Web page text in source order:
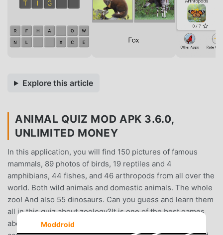
Explore this article
ANIMAL QUIZ MOD APK 3.6.0,
UNLIMITED MONEY
In this application, you will find 150 pictures of famous
mammals, 89 photos of birds, 19 reptiles and 4
amphibians, 44 fishes, and 46 arthropods from all over the
world. Both wild animals and domestic animals. The whole
zoo! And also 55 dinosaurs. Can you guess and learn them
all in this quiz about zoology?It is one of the best games
about animals. All animals are divided into six
Moddroid